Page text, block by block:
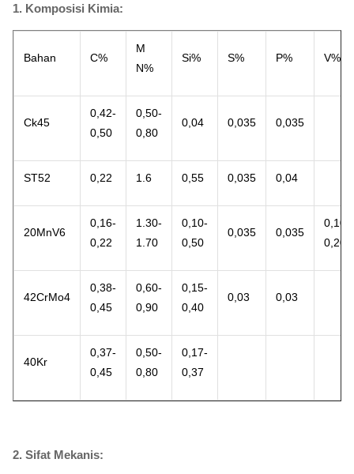
1. Komposisi Kimia:
Bahan C%
M
N%
Si% S% P% V%
Ck45
0,42-
0,50
0,50-
0,80
0,04 0,035 0,035
ST52 0,22 1.6 0,55 0,035 0,04
20MnV6
0,16-
0,22
1.30-
1.70
0,10-
0,50
0,035 0,035
0,10-
0,20
42CrMo4
0,38-
0,45
0,60-
0,90
0,15-
0,40
0,03 0,03
40Kr
0,37-
0,45
0,50-
0,80
0,17-
0,37
2. Sifat Mekanis: